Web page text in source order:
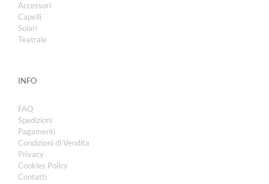
Accessori
Capelli
Solari
Teatrale
INFO
FAQ
Spedizioni
Pagamenti
Condizioni di Vendita
Privacy
Cookies Policy
Contatti